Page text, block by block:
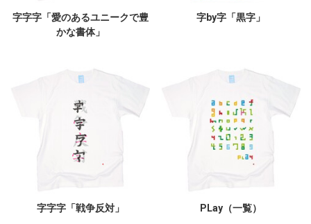
字字字「愛のあるユニークで豊
かな書体」
字by字「黒字」
字字字「戦争反対」 PLay（一覧）